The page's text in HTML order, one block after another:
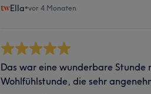
Ella•vor 4 Monaten
Das war eine wunderbare Stunde
Wohlfühlstunde, die sehr